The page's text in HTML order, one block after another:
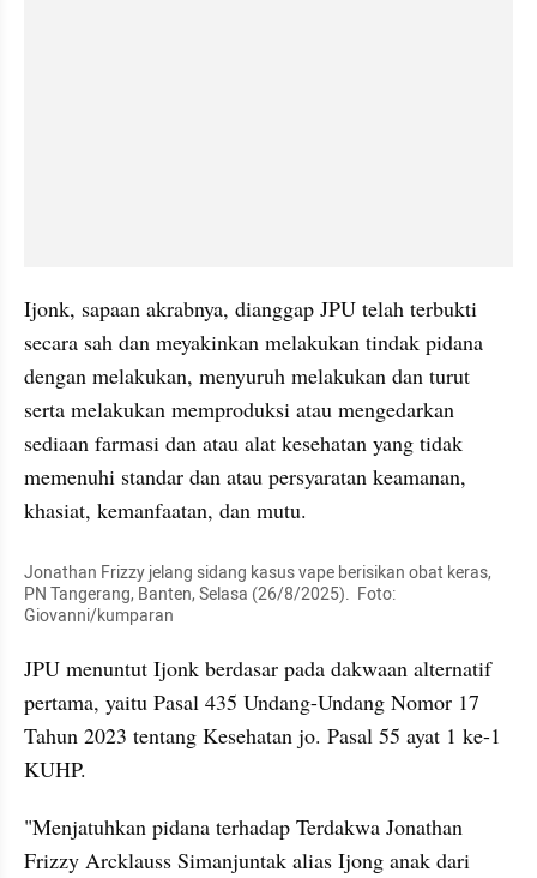
Ijonk, sapaan akrabnya, dianggap JPU telah terbukti
secara sah dan meyakinkan melakukan tindak pidana
dengan melakukan, menyuruh melakukan dan turut
serta melakukan memproduksi atau mengedarkan
sediaan farmasi dan atau alat kesehatan yang tidak
memenuhi standar dan atau persyaratan keamanan,
khasiat, kemanfaatan, dan mutu.
Jonathan Frizzy jelang sidang kasus vape berisikan obat keras,
PN Tangerang, Banten, Selasa (26/8/2025).  Foto:
Giovanni/kumparan
JPU menuntut Ijonk berdasar pada dakwaan alternatif
pertama, yaitu Pasal 435 Undang-Undang Nomor 17
Tahun 2023 tentang Kesehatan jo. Pasal 55 ayat 1 ke-1
KUHP.
"Menjatuhkan pidana terhadap Terdakwa Jonathan
Frizzy Arcklauss Simanjuntak alias Ijong anak dari